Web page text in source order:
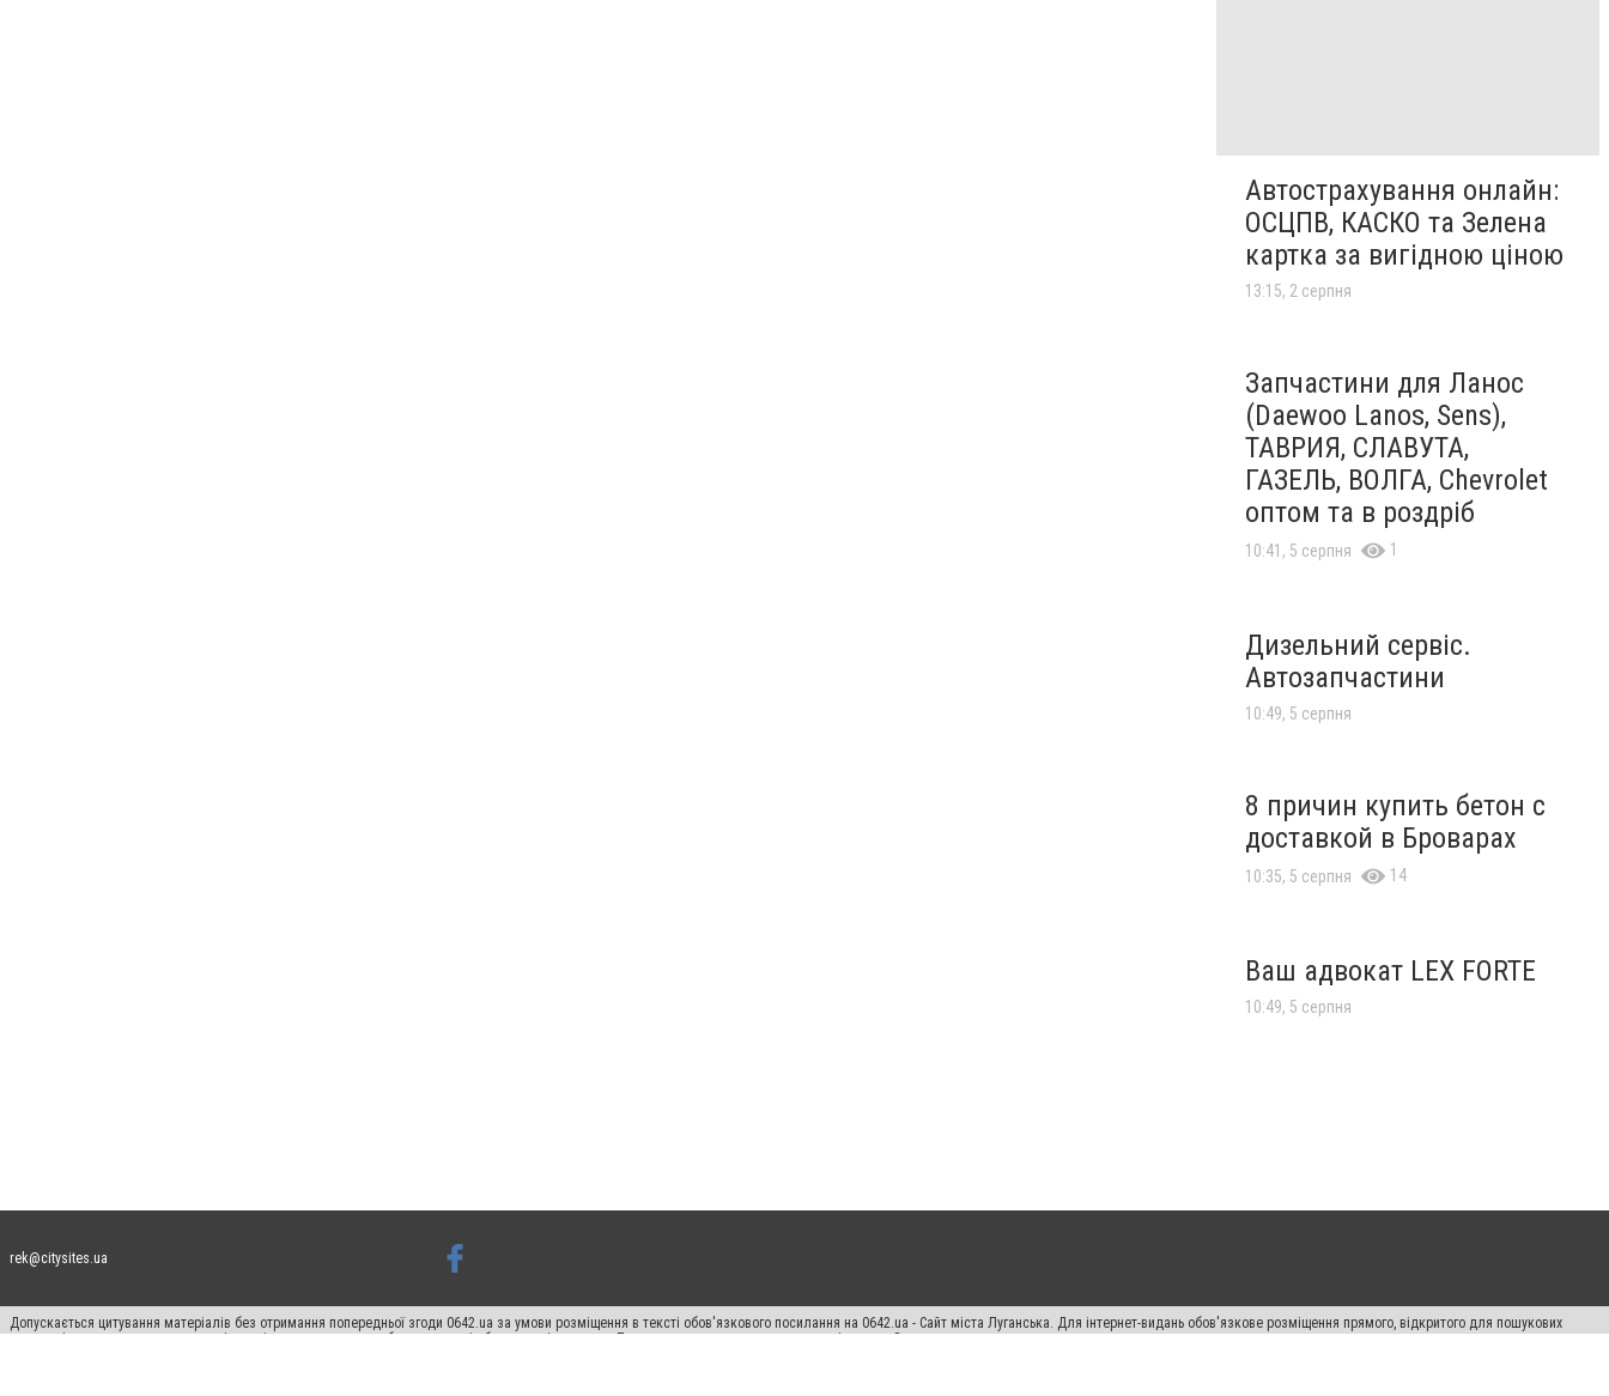
Автострахування онлайн:
ОСЦПВ, КАСКО та Зелена
картка за вигідною ціною
13:15, 2 серпня
Запчастини для Ланос
(Daewoo Lanos, Sens),
ТАВРИЯ, СЛАВУТА,
ГАЗЕЛЬ, ВОЛГА, Chevrolet
оптом та в роздріб
10:41, 5 серпня 1
Дизельний сервіс.
Автозапчастини
10:49, 5 серпня
8 причин купить бетон с
доставкой в Броварах
10:35, 5 серпня 14
Ваш адвокат LEX FORTE
10:49, 5 серпня
rek@citysites.ua
Допускається цитування матеріалів без отримання попередньої згоди 0642.ua за умови розміщення в тексті обов'язкового посилання на 0642.ua - Сайт міста Луганська. Для інтернет-видань обов'язкове розміщення прямого, відкритого для пошукових
систем гіперпосилання на цитовані статті не нижче другого абзацу в тексті або в якості джерела. Порушення виняткових прав переслідується Законом.